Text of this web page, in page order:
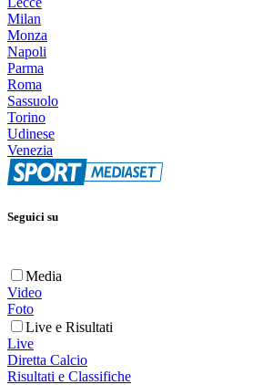
Milan
Monza
Napoli
Parma
Roma
Sassuolo
Torino
Udinese
Venezia
Seguici su
Media
Video
Foto
Live e Risultati
Live
Diretta Calcio
Risultati e Classifiche